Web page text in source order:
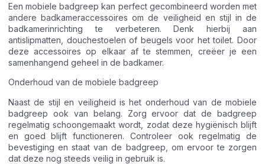
Een mobiele badgreep kan perfect gecombineerd worden met
andere badkameraccessoires om de veiligheid en stijl in de
badkamerinrichting te verbeteren. Denk hierbij aan
antislipmatten, douchestoelen of beugels voor het toilet. Door
deze accessoires op elkaar af te stemmen, creëer je een
samenhangend geheel in de badkamer.
Onderhoud van de mobiele badgreep
Naast de stijl en veiligheid is het onderhoud van de mobiele
badgreep ook van belang. Zorg ervoor dat de badgreep
regelmatig schoongemaakt wordt, zodat deze hygiënisch blijft
en goed blijft functioneren. Controleer ook regelmatig de
bevestiging en staat van de badgreep, om ervoor te zorgen
dat deze nog steeds veilig in gebruik is.